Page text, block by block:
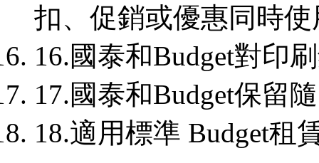
扣、促銷或優惠同時
16.國泰和Budget對印
17.國泰和Budget保留
18.適用標準 Budget租